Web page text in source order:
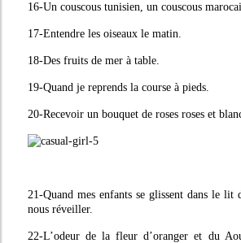
16-Un couscous tunisien, un couscous
17-Entendre les oiseaux le matin.
18-Des fruits de mer à table.
19-Quand je reprends la course à pieds.
20-Recevoir un bouquet de roses roses et
21-Quand mes enfants se glissent dans le lit
nous réveiller.
22-L’odeur de la fleur d’oranger et du